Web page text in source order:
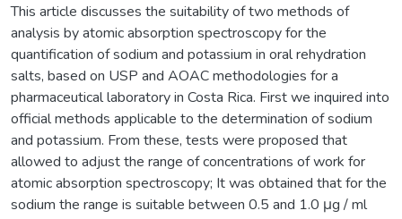
This article discusses the suitability of two methods of
analysis by atomic absorption spectroscopy for the
quantification of sodium and potassium in oral rehydration
salts, based on USP and AOAC methodologies for a
pharmaceutical laboratory in Costa Rica. First we inquired into
official methods applicable to the determination of sodium
and potassium. From these, tests were proposed that
allowed to adjust the range of concentrations of work for
atomic absorption spectroscopy; It was obtained that for the
sodium the range is suitable between 0.5 and 1.0 μg / ml